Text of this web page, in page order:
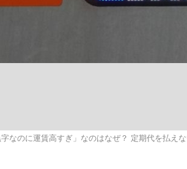
字なのに運賃高すぎ」なのはなぜ？ 定期代を払え